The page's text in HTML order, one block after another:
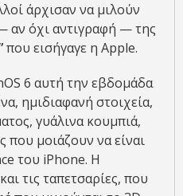
άρχισαν να μιλούν
αν όχι αντιγραφή — της
που εισήγαγε η Apple.
6 αυτή την εβδομάδα
ημιδιαφανή στοιχεία,
γυάλινα κουμπιά,
που μοιάζουν να είναι
του iPhone. Η
τις ταπετσαρίες, που